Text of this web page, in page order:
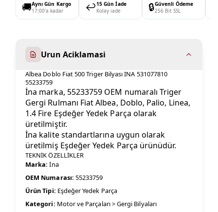
🚚Aynı Gün Kargo
17:00'a kadar
↩️15 Gün İade
Kolay iade
🔒Güvenli Ödeme
256 Bit SSL
Urun Aciklamasi
Albea Doblo Fiat 500 Triger Bilyası INA 531077810
55233759
İna marka, 55233759 OEM numaralı Triger
Gergi Rulmanı Fiat Albea, Doblo, Palio, Linea,
1.4 Fire Eşdeğer Yedek Parça olarak
üretilmiştir.
İna kalite standartlarına uygun olarak
üretilmiş Eşdeğer Yedek Parça ürünüdür.
TEKNİK ÖZELLİKLER
Marka: İna
OEM Numarası: 55233759
Ürün Tipi: Eşdeğer Yedek Parça
Kategori: Motor ve Parçaları > Gergi Bilyaları